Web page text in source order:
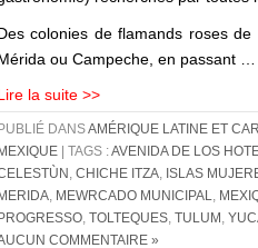
colonies de flamands roses
ou Campeche, en passant …
la suite >>
PUBLIÉ DANSAMÉRIQUE LATINE ET
MEXIQUE | TAGS :AVENIDA DE LOS
CHICHE ITZA
ISLAS
MERIDA
MEWRCADO MUNICIPAL
PROGRESSO TOLTEQUES TULUM
COMMENTAIRE »